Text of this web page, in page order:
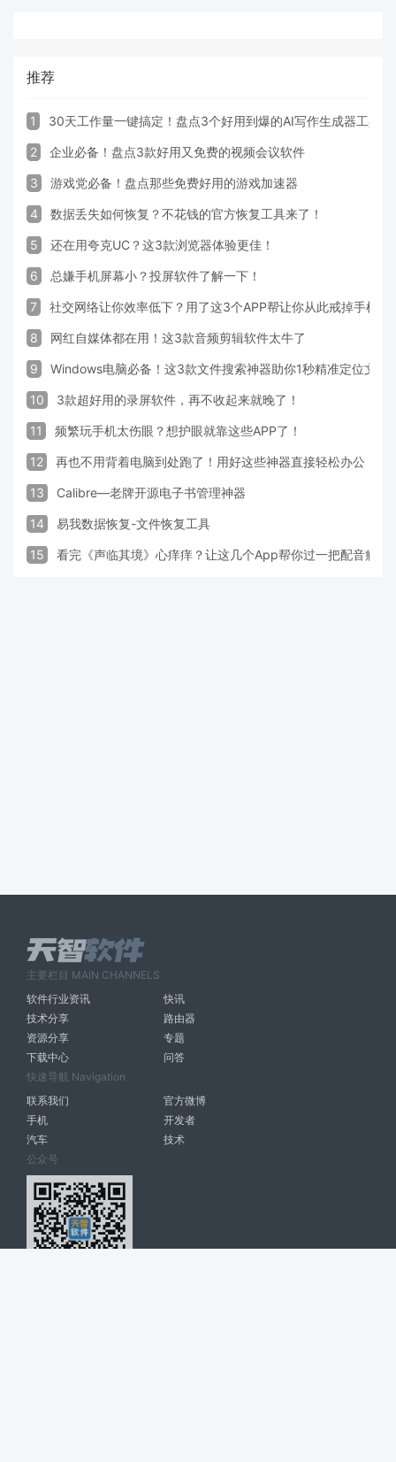
推荐
1 30天工作量一键搞定！盘点3个好用到爆的AI写作生成器工具
2 企业必备！盘点3款好用又免费的视频会议软件
3 游戏党必备！盘点那些免费好用的游戏加速器
4 数据丢失如何恢复？不花钱的官方恢复工具来了！
5 还在用夸克UC？这3款浏览器体验更佳！
6 总嫌手机屏幕小？投屏软件了解一下！
7 社交网络让你效率低下？用了这3个APP帮让你从此戒掉手机！
8 网红自媒体都在用！这3款音频剪辑软件太牛了
9 Windows电脑必备！这3款文件搜索神器助你1秒精准定位文件
10 3款超好用的录屏软件，再不收起来就晚了！
11 频繁玩手机太伤眼？想护眼就靠这些APP了！
12 再也不用背着电脑到处跑了！用好这些神器直接轻松办公
13 Calibre—老牌开源电子书管理神器
14 易我数据恢复-文件恢复工具
15 看完《声临其境》心痒痒？让这几个App帮你过一把配音瘾
主要栏目 MAIN CHANNELS
软件行业资讯
快讯
技术分享
路由器
资源分享
专题
下载中心
问答
快速导航 Navigation
联系我们
官方微博
手机
开发者
汽车
技术
公众号